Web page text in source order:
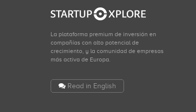
La plataforma premium de inversión en
compañías con alto potencial de
crecimiento, y la comunidad de empresas
más activa de Europa.
Read in English